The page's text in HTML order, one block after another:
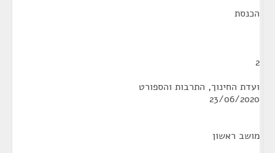
הכנסת
2
ועדת החינוך, התרבות והספורט
23/06/2020
מושב ראשון